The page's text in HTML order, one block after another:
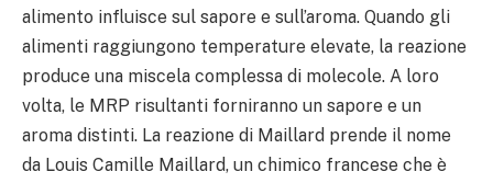
alimento influisce sul sapore e sull’aroma. Quando gli
alimenti raggiungono temperature elevate, la reazione
produce una miscela complessa di molecole. A loro
volta, le MRP risultanti forniranno un sapore e un
aroma distinti. La reazione di Maillard prende il nome
da Louis Camille Maillard, un chimico francese che è